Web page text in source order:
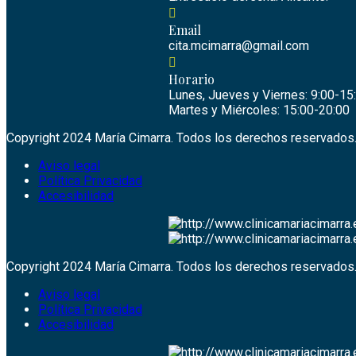
Email
cita.mcimarra@gmail.com
Horario
Lunes, Jueves y Viernes: 9:00-
Martes y Miércoles: 15:00-20:00
Copyright 2024 María Cimarra. Todos los derechos reservados.
Aviso legal
Política Privacidad
Accesibilidad
Copyright 2024 María Cimarra. Todos los derechos reservados.
Aviso legal
Política Privacidad
Accesibilidad